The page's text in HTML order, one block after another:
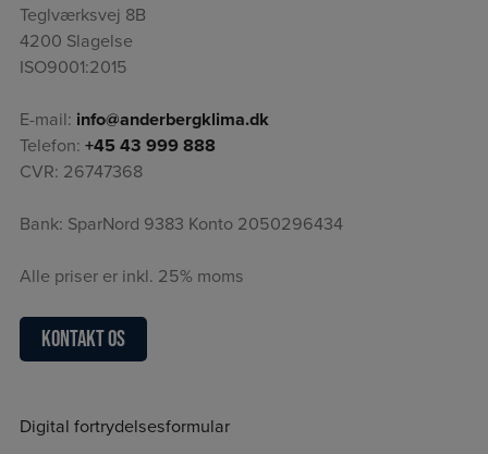
Teglværksvej 8B
4200 Slagelse
ISO9001:2015
E-mail: info@anderbergklima.dk
Telefon: +45 43 999 888
CVR: 26747368
Bank: SparNord 9383 Konto 2050296434
Alle priser er inkl. 25% moms
Kontakt os
Digital fortrydelsesformular